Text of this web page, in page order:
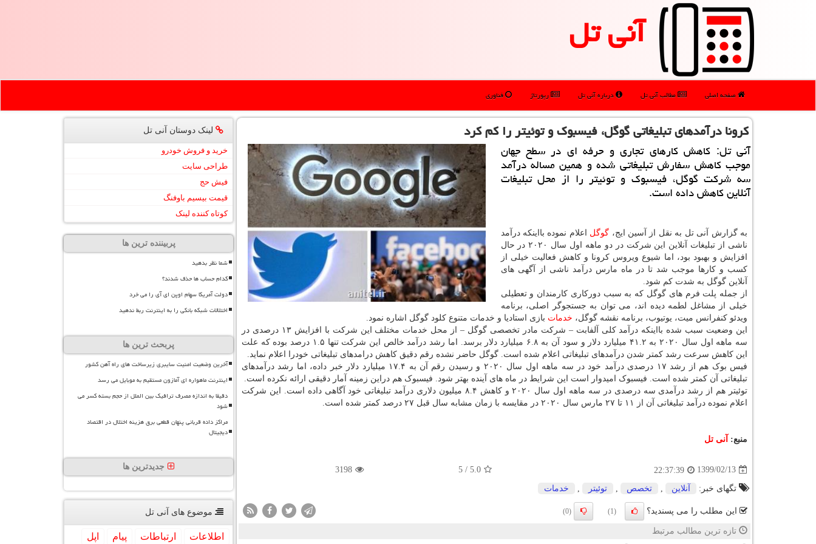
آنی تل
صفحه اصلی مطالب آنی تل درباره آنی تل رپورتاژ فناوری
كرونا درآمدهای تبلیغاتی گوگل، فیسبوك و توئیتر را كم كرد
آنی تل: كاهش كارهای تجاری و حرفه ای در سطح جهان
موجب كاهش سفارش تبلیغاتی شده و همین مساله درآمد
سه شركت گوگل، فیسبوك و توئیتر را از محل تبلیغات
آنلاین كاهش داده است.
به گزارش آنی تل به نقل از آسین ایج، گوگل اعلام نموده بااینکه درآمد
ناشی از تبلیغات آنلاین این شرکت در دو ماهه اول سال ۲۰۲۰ در حال
افزایش و بهبود بود، اما شیوع ویروس کرونا و کاهش فعالیت خیلی از
کسب و کارها موجب شد تا در ماه مارس درآمد ناشی از آگهی های
آنلاین گوگل به شدت کم شود.
از جمله پلت فرم های گوگل که به سبب دورکاری کارمندان و تعطیلی
خیلی از مشاغل لطمه دیده اند، می توان به جستجوگر اصلی، برنامه
ویدئو کنفرانس میت، یوتیوب، برنامه نقشه گوگل، خدمات بازی استادیا و خدمات متنوع کلود گوگل اشاره نمود.
این وضعیت سبب شده بااینکه درآمد کلی آلفابت – شرکت مادر تخصصی گوگل – از محل خدمات مختلف این شرکت با افزایش ۱۳ درصدی در
سه ماهه اول سال ۲۰۲۰ به ۴۱.۲ میلیارد دلار و سود آن به ۶.۸ میلیارد دلار برسد. اما رشد درآمد خالص این شرکت تنها ۱.۵ درصد بوده که علت
این کاهش سرعت رشد کمتر شدن درآمدهای تبلیغاتی اعلام شده است. گوگل حاضر نشده رقم دقیق کاهش درامدهای تبلیغاتی خودرا اعلام نماید.
فیس بوک هم از رشد ۱۷ درصدی درآمد خود در سه ماهه اول سال ۲۰۲۰ و رسیدن رقم آن به ۱۷.۴ میلیارد دلار خبر داده، اما رشد درآمدهای
تبلیغاتی آن کمتر شده است. فیسبوک امیدوار است این شرایط در ماه های آینده بهتر شود. فیسبوک هم دراین زمینه آمار دقیقی ارائه نکرده است.
توئیتر هم از رشد درآمدی سه درصدی در سه ماهه اول سال ۲۰۲۰ و کاهش ۸.۴ میلیون دلاری درآمد تبلیغاتی خود آگاهی داده است. این شرکت
اعلام نموده درآمد تبلیغاتی آن از ۱۱ تا ۲۷ مارس سال ۲۰۲۰ در مقایسه با زمان مشابه سال قبل ۲۷ درصد کمتر شده است.
منبع: آنی تل
1399/02/13
22:37:39
5.0
/
5
3198
تگهای خبر: آنلاین تخصص توئیتر خدمات
این مطلب را می پسندید؟ (1)
(0)
تازه ترین مطالب مرتبط
لینک دوستان آنی تل
خرید و فروش خودرو
طراحی سایت
فیش حج
قیمت بیسیم باوفنگ
کوتاه کننده لینک
پربیننده ترین ها
شما نظر بدهید
کدام حساب ها حذف شدند؟
دولت آمریکا سهام اوپن ای آی را می خرد
اختلالات شبکه بانکی را به اینترنت ربط ندهید
پربحث ترین ها
آخرین وضعیت امنیت سایبری زیرساخت های راه آهن کشور
اینترنت ماهواره ای آمازون مستقیم به موبایل می رسد
دقیقا به اندازه مصرف ترافیک بین الملل از حجم بسته کسر می
شود
مراکز داده قربانی پنهان قطعی برق هزینه اختلال در اقتصاد
دیجیتال
جدیدترین ها
موضوع های آنی تل
اطلاعات ارتباطات پیام
اپل